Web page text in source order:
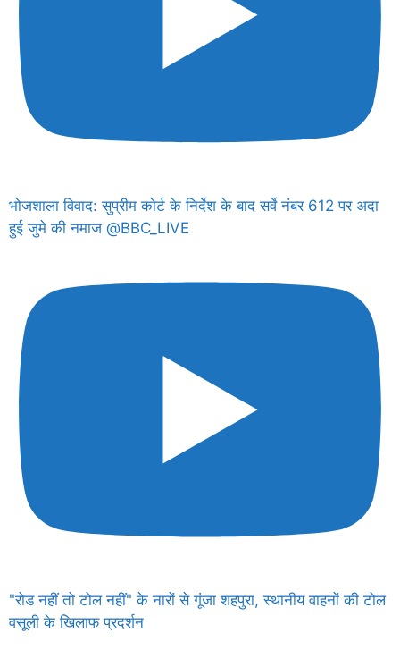
भोजशाला विवाद: सुप्रीम कोर्ट के निर्देश के बाद सर्वे नंबर 612 पर अदा
हुई जुमे की नमाज @BBC_LIVE
"रोड नहीं तो टोल नहीं" के नारों से गूंजा शहपुरा, स्थानीय वाहनों की टोल
वसूली के खिलाफ प्रदर्शन